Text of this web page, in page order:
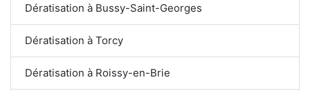
Dératisation à Bussy-Saint-Georges
Dératisation à Torcy
Dératisation à Roissy-en-Brie